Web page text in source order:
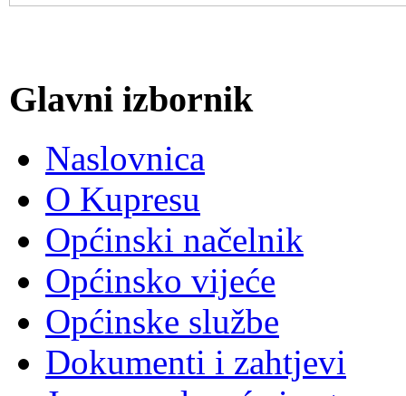
Glavni izbornik
Naslovnica
O Kupresu
Općinski načelnik
Općinsko vijeće
Općinske službe
Dokumenti i zahtjevi